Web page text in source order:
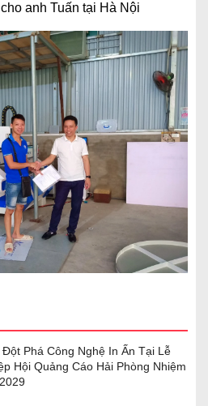
anh Tuấn tại Hà Nội
Phá Công Nghệ In Ấn Tại Lễ
Hội Quảng Cáo Hải Phòng Nhiệm